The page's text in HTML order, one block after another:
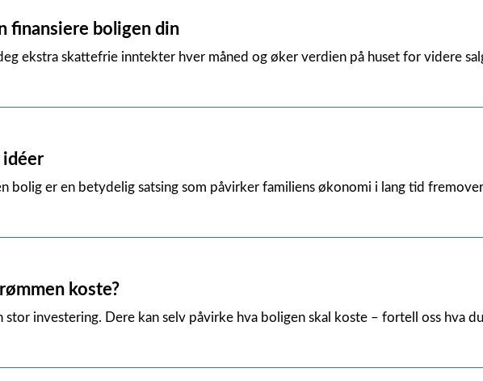
finansiere boligen din
ekstra skattefrie inntekter hver måned og øker verdien på huset for videre
idéer
bolig er en betydelig satsing som påvirker familiens økonomi i lang tid
koste?
stor investering. Dere kan selv påvirke hva boligen skal koste – fortell oss hva